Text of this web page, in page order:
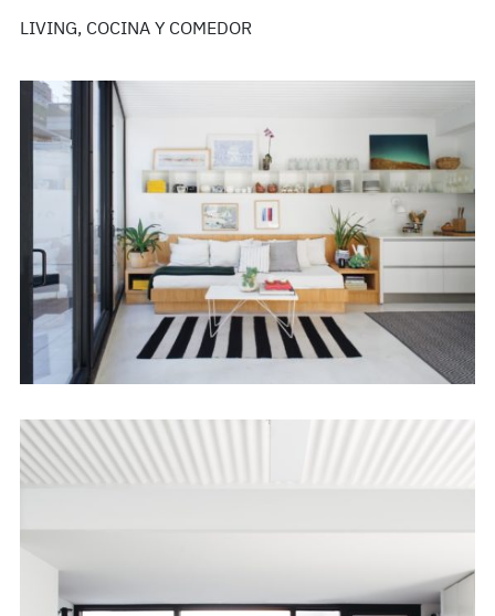
LIVING, COCINA Y COMEDOR